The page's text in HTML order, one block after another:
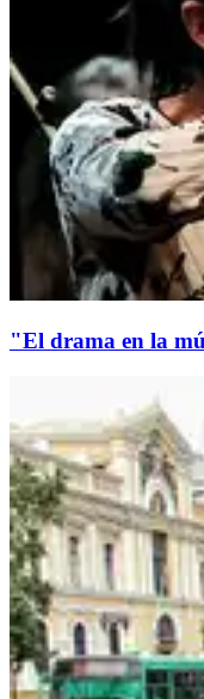
"El drama en la